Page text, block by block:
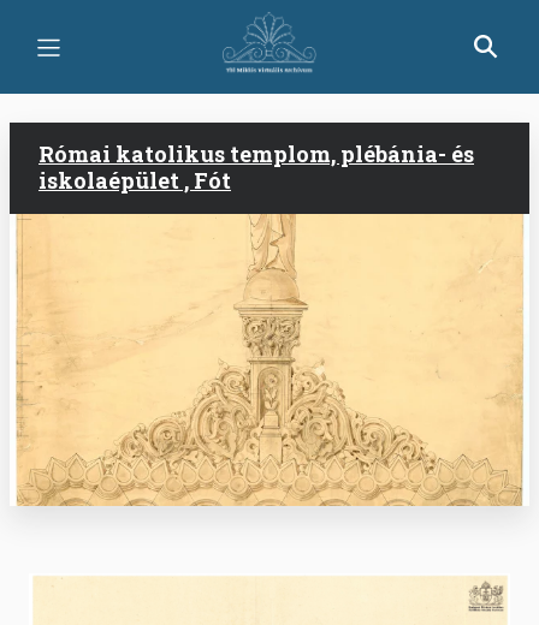
tartalomra
Római katolikus templom, plébánia- és
iskolaépület , Fót